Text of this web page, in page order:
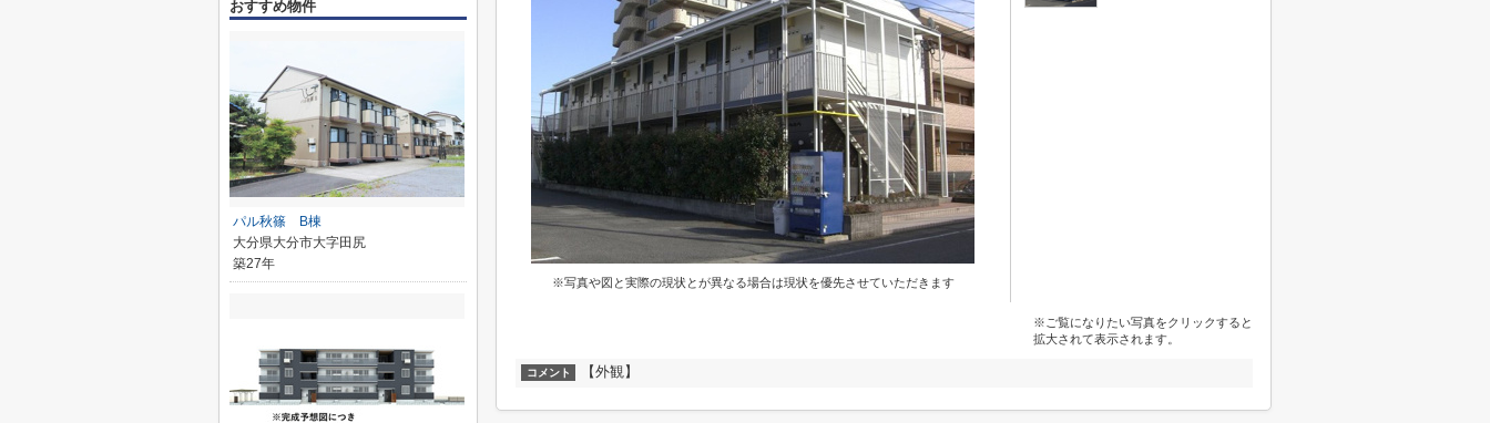
※写真や図と実際の現状とが異なる場合は現状を優先させていただきます
※ご覧になりたい写真をクリックすると
拡大されて表示されます。
コメント 【外観】
おすすめ物件
パル秋篠 B棟
大分県大分市大字田尻
築27年